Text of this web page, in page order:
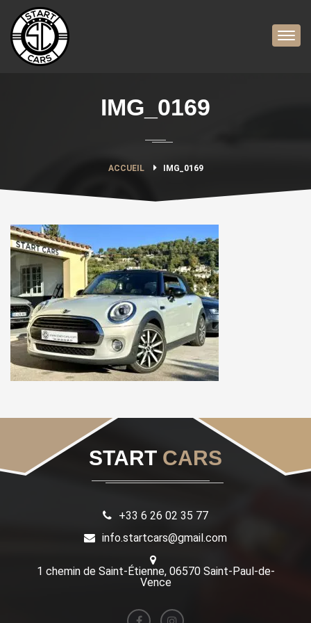
IMG_0169
ACCUEIL IMG_0169
START CARS
+33 6 26 02 35 77
info.startcars@gmail.com
1 chemin de Saint-Étienne, 06570 Saint-Paul-de-
Vence